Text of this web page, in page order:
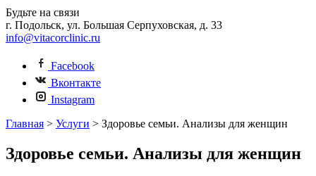
Будьте на связи
г. Подольск, ул. Большая Серпуховская, д. 33
info@vitacorclinic.ru
Facebook
Вконтакте
Instagram
Главная > Услуги > Здоровье семьи. Анализы для женщин
Здоровье семьи. Анализы для женщин